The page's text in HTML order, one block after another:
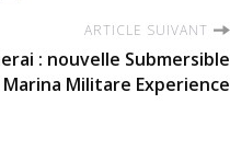
ARTICLE SUIVANT
: nouvelle Submersible
Militare Experience